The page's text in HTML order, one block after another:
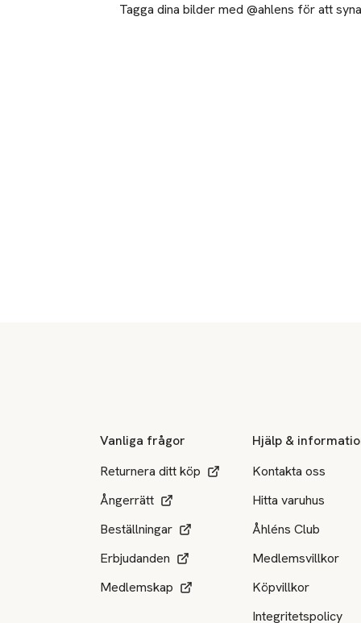
Tagga dina bilder med @ahlens för att
Vanliga frågor
Returnera ditt köp
Ångerrätt
Beställningar
Erbjudanden
Medlemskap
Hjälp &
Kontakta oss
Hitta varuhus
Åhléns Club
Medlemsvillkor
Köpvillkor
Integritetspolicy